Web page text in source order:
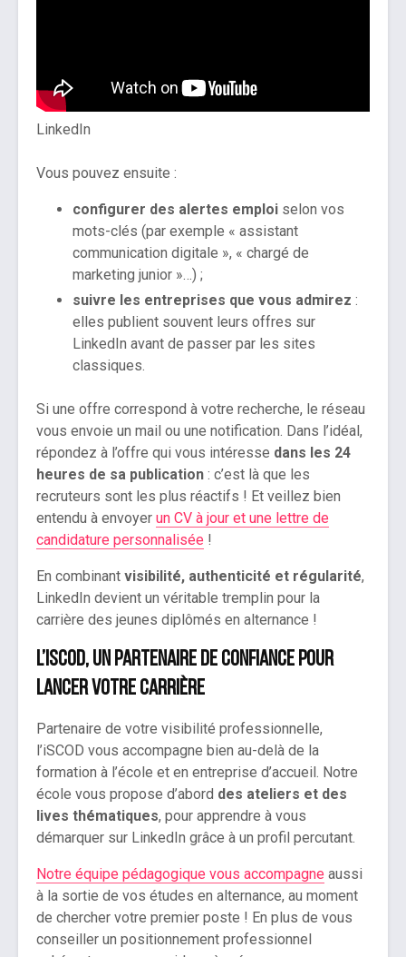
LinkedIn
Vous pouvez ensuite :
configurer des alertes emploi selon vos
mots-clés (par exemple « assistant
communication digitale », « chargé de
marketing junior »…) ;
suivre les entreprises que vous admirez :
elles publient souvent leurs offres sur
LinkedIn avant de passer par les sites
classiques.
Si une offre correspond à votre recherche, le réseau
vous envoie un mail ou une notification. Dans l’idéal,
répondez à l’offre qui vous intéresse dans les 24
heures de sa publication : c’est là que les
recruteurs sont les plus réactifs ! Et veillez bien
entendu à envoyer un CV à jour et une lettre de
candidature personnalisée !
En combinant visibilité, authenticité et régularité,
LinkedIn devient un véritable tremplin pour la
carrière des jeunes diplômés en alternance !
L’iSCOD, un partenaire de confiance pour
lancer votre carrière
Partenaire de votre visibilité professionnelle,
l’iSCOD vous accompagne bien au-delà de la
formation à l’école et en entreprise d’accueil. Notre
école vous propose d’abord des ateliers et des
lives thématiques, pour apprendre à vous
démarquer sur LinkedIn grâce à un profil percutant.
Notre équipe pédagogique vous accompagne aussi
à la sortie de vos études en alternance, au moment
de chercher votre premier poste ! En plus de vous
conseiller un positionnement professionnel